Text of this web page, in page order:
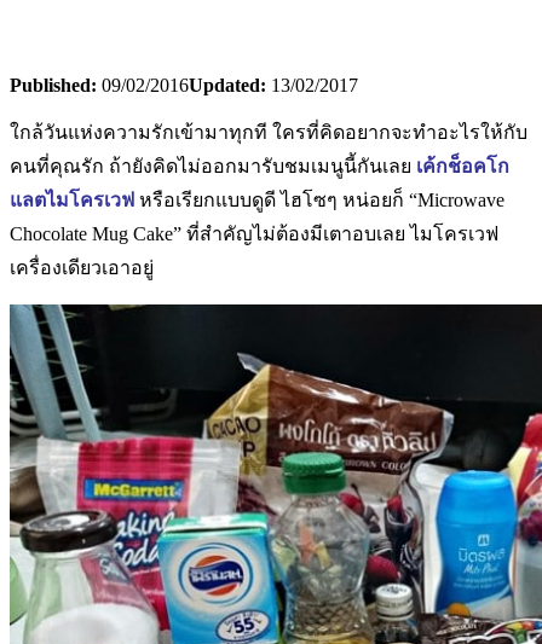
Published: 09/02/2016Updated: 13/02/2017
ใกล้วันแห่งความรักเข้ามาทุกที ใครที่คิดอยากจะทำอะไรให้กับ
คนที่คุณรัก ถ้ายังคิดไม่ออกมารับชมเมนูนี้กันเลย เค้กช็อคโก
แลตไมโครเวฟ หรือเรียกแบบดูดี ไฮโซๆ หน่อยก็ “Microwave
Chocolate Mug Cake” ที่สำคัญไม่ต้องมีเตาอบเลย ไมโครเวฟ
เครื่องเดียวเอาอยู่